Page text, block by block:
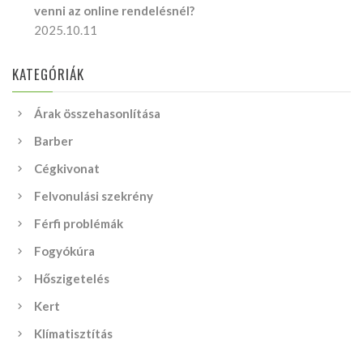
venni az online rendelésnél?
2025.10.11
KATEGÓRIÁK
Árak összehasonlítása
Barber
Cégkivonat
Felvonulási szekrény
Férfi problémák
Fogyókúra
Hőszigetelés
Kert
Klímatisztítás